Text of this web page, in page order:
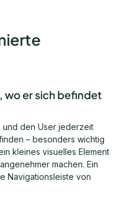
wo er sich befindet
und den User jederzeit
– besonders wichtig
kleines visuelles Element
machen. Ein
Navigationsleiste von